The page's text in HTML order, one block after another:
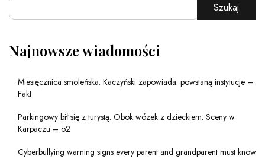
Szukaj
Najnowsze wiadomości
Miesięcznica smoleńska. Kaczyński zapowiada: powstaną instytucje –
Fakt
Parkingowy bił się z turystą. Obok wózek z dzieckiem. Sceny w
Karpaczu – o2
Cyberbullying warning signs every parent and grandparent must know